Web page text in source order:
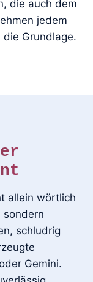
die auch dem
jedem
Grundlage.
allein wörtlich
sondern
schludrig
Gemini.